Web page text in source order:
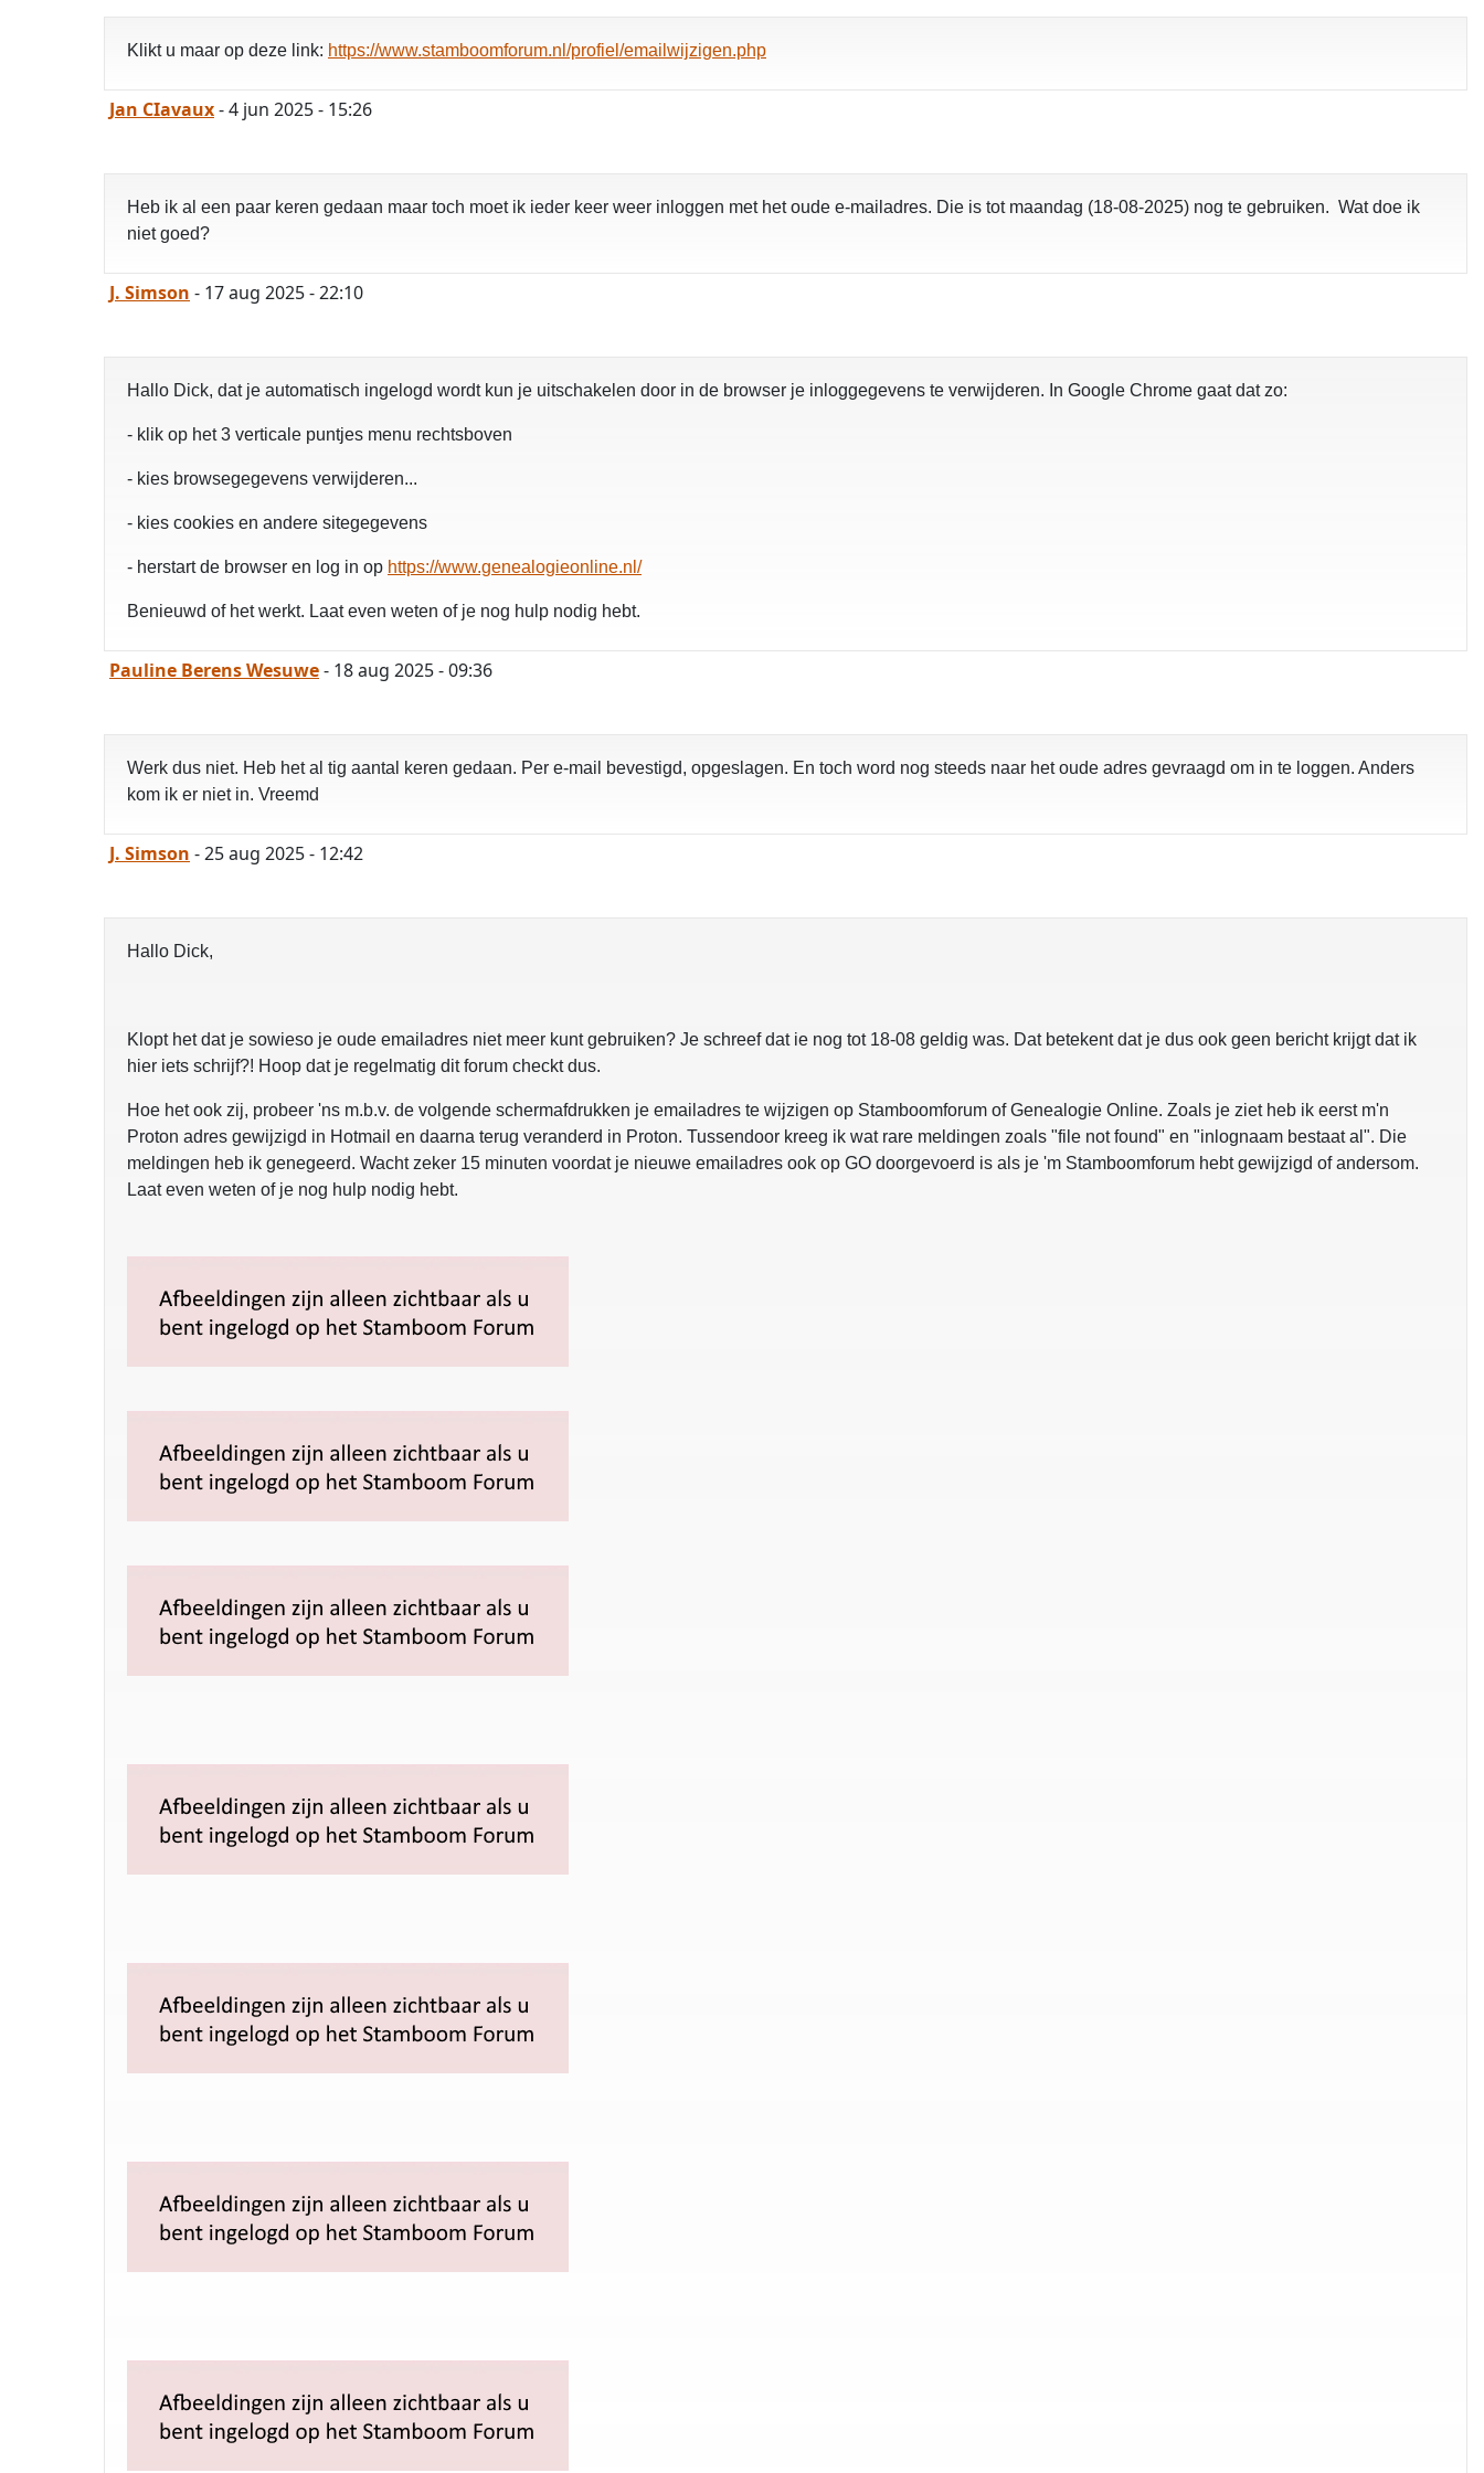
Klikt u maar op deze link: https://www.stamboomforum.nl/profiel/emailwijzigen.php
Jan CIavaux- 4 jun 2025 - 15:26
Heb ik al een paar keren gedaan maar toch moet ik ieder keer weer inloggen met het oude e-mailadres. Die is tot maandag (18-08-2025) nog te gebruiken. Wat doe ik
niet goed?
J. Simson - 17 aug 2025 - 22:10
Hallo Dick, dat je automatisch ingelogd wordt kun je uitschakelen door in de browser je inloggegevens te verwijderen. In Google Chrome gaat dat zo:
- klik op het 3 verticale puntjes menu rechtsboven
- kies browsegegevens verwijderen...
- kies cookies en andere sitegegevens
- herstart de browser en log in op https://www.genealogieonline.nl/
Benieuwd of het werkt. Laat even weten of je nog hulp nodig hebt.
Pauline Berens Wesuwe- 18 aug 2025 - 09:36
Werk dus niet. Heb het al tig aantal keren gedaan. Per e-mail bevestigd, opgeslagen. En toch word nog steeds naar het oude adres gevraagd om in te loggen. Anders
kom ik er niet in. Vreemd
J. Simson - 25 aug 2025 - 12:42
Hallo Dick,
Klopt het dat je sowieso je oude emailadres niet meer kunt gebruiken? Je schreef dat ie nog tot 18-08 geldig was. Dat betekent dat je dus ook geen bericht krijgt dat ik
hier iets schrijf?! Hoop dat je regelmatig dit forum checkt dus.
Hoe het ook zij, probeer 'ns m.b.v. de volgende schermafdrukken je emailadres te wijzigen op Stamboomforum of Genealogie Online. Zoals je ziet heb ik eerst m'n
Proton adres gewijzigd in Hotmail en daarna terug veranderd in Proton. Tussendoor kreeg ik wat rare meldingen zoals "file not found" en "inlognaam bestaat al". Die
meldingen heb ik genegeerd. Wacht zeker 15 minuten voordat je nieuwe emailadres ook op GO doorgevoerd is als je 'm Stamboomforum hebt gewijzigd of andersom.
Laat even weten of je nog hulp nodig hebt.